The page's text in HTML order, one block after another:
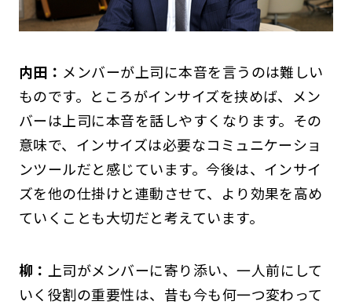
内田： メンバーが上司に本音を言うのは難しい
ものです。ところがインサイズを挟めば、メン
バーは上司に本音を話しやすくなります。その
意味で、インサイズは必要なコミュニケーショ
ンツールだと感じています。今後は、インサイ
ズを他の仕掛けと連動させて、より効果を高め
ていくことも大切だと考えています。
柳： 上司がメンバーに寄り添い、一人前にして
いく役割の重要性は、昔も今も何一つ変わって